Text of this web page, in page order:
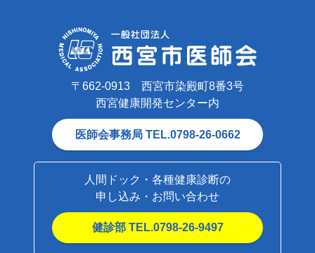
〒662-0913 西宮市染殿町8番3号
西宮健康開発センター内
医師会事務局 TEL.0798-26-0662
人間ドック・各種健康診断の
申し込み・お問い合わせ
健診部 TEL.0798-26-9497